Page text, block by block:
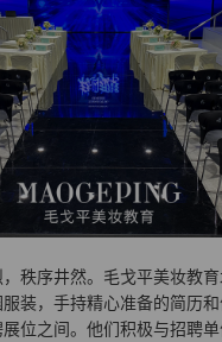
秩序井然。毛戈平美妆教
装，手持精心准备的简历
位之间。他们积极与招聘